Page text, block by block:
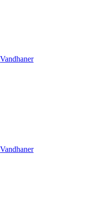
Vandhaner
Vandhaner